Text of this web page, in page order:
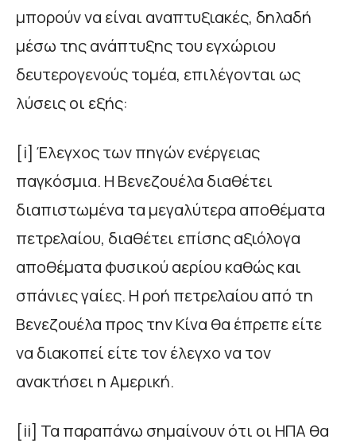
μπορούν να είναι αναπτυξιακές, δηλαδή
μέσω της ανάπτυξης του εγχώριου
δευτερογενούς τομέα, επιλέγονται ως
λύσεις οι εξής:
[i] Έλεγχος των πηγών ενέργειας
παγκόσμια. Η Βενεζουέλα διαθέτει
διαπιστωμένα τα μεγαλύτερα αποθέματα
πετρελαίου, διαθέτει επίσης αξιόλογα
αποθέματα φυσικού αερίου καθώς και
σπάνιες γαίες. Η ροή πετρελαίου από τη
Βενεζουέλα προς την Κίνα θα έπρεπε είτε
να διακοπεί είτε τον έλεγχο να τον
ανακτήσει η Αμερική.
[ii] Τα παραπάνω σημαίνουν ότι οι ΗΠΑ θα